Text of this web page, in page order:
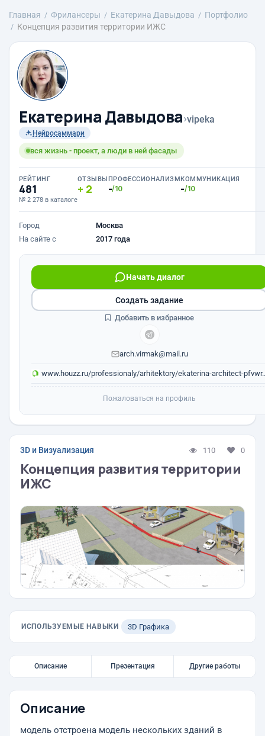
Главная Фрилансеры Екатерина Давыдова
Портфолио
Концепция развития территории ИЖС
Екатерина Давыдова›vipeka
Нейросаммари
вся жизнь - проект, а люди в ней фасады
РЕЙТИНГ
481
№ 2 278 в каталоге
ОТЗЫВЫ
2
ПРОФЕССИОНАЛИЗМ
-/10
КОММУНИКАЦИЯ
-/10
Город
Москва
На сайте с
2017 года
Начать диалог
arch.virmak@mail.ru
www.houzz.ru/professionaly/arhitektory/ekaterina-architect-
Создать задание
Добавить в избранное
Пожаловаться на профиль
3D и Визуализация 110 0
Концепция развития территории
ИЖС
ИСПОЛЬЗУЕМЫЕ НАВЫКИ 3D Графика
Описание Презентация Другие работы
Описание
модель отстроена модель нескольких зданий в